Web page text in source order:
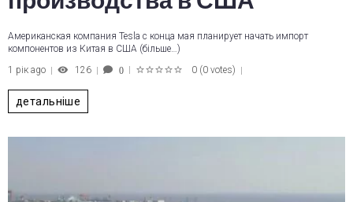
Американская компания Tesla с конца мая планирует начать импорт
компонентов из Китая в США (більше…)
1 рік ago
126 0 0 (0 votes)
детальніше